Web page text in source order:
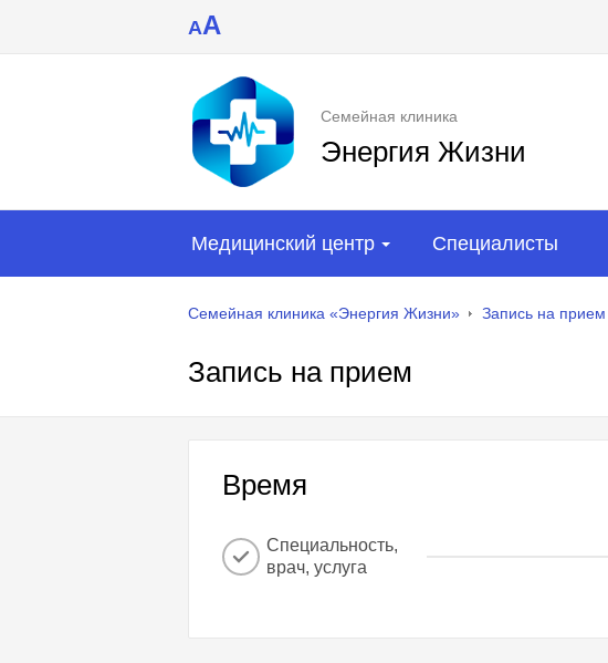
AA
Семейная клиника
Энергия Жизни
Медицинский центр Специалисты
Семейная клиника «Энергия Жизни» Запись на прием
Запись на прием
Время
Специальность,
врач, услуга